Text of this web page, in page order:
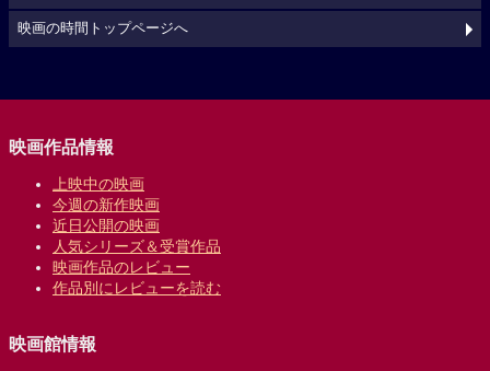
映画の時間トップページへ
映画作品情報
上映中の映画
今週の新作映画
近日公開の映画
人気シリーズ＆受賞作品
映画作品のレビュー
作品別にレビューを読む
映画館情報